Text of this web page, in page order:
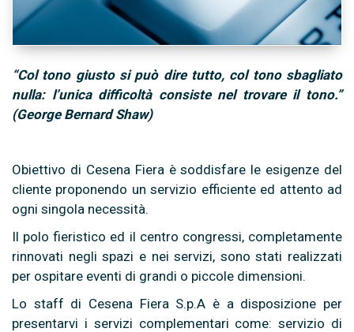
“Col tono giusto si può dire tutto, col tono sbagliato
nulla: l’unica difficoltà consiste nel trovare il tono.”
(George Bernard Shaw)
Obiettivo di Cesena Fiera è soddisfare le esigenze del
cliente proponendo un servizio efficiente ed attento ad
ogni singola necessità.
Il polo fieristico ed il centro congressi, completamente
rinnovati negli spazi e nei servizi, sono stati realizzati
per ospitare eventi di grandi o piccole dimensioni.
Lo staff di Cesena Fiera S.p.A è a disposizione per
presentarvi i servizi complementari come: servizio di